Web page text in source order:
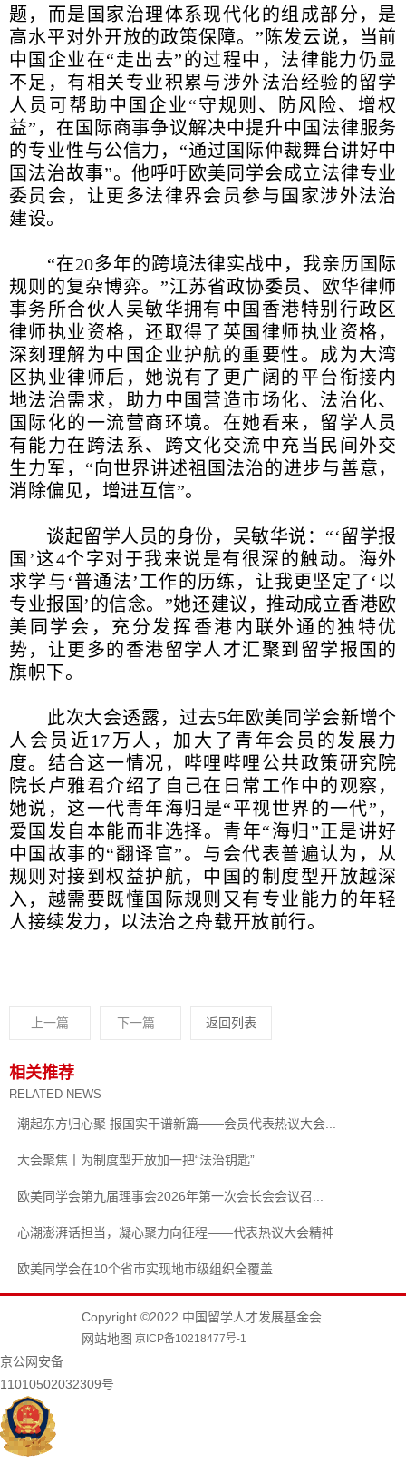
题，而是国家治理体系现代化的组成部分，是
高水平对外开放的政策保障。”陈发云说，当前
中国企业在“走出去”的过程中，法律能力仍显
不足，有相关专业积累与涉外法治经验的留学
人员可帮助中国企业“守规则、防风险、增权
益”，在国际商事争议解决中提升中国法律服务
的专业性与公信力，“通过国际仲裁舞台讲好中
国法治故事”。他呼吁欧美同学会成立法律专业
委员会，让更多法律界会员参与国家涉外法治
建设。
“在20多年的跨境法律实战中，我亲历国际
规则的复杂博弈。”江苏省政协委员、欧华律师
事务所合伙人吴敏华拥有中国香港特别行政区
律师执业资格，还取得了英国律师执业资格，
深刻理解为中国企业护航的重要性。成为大湾
区执业律师后，她说有了更广阔的平台衔接内
地法治需求，助力中国营造市场化、法治化、
国际化的一流营商环境。在她看来，留学人员
有能力在跨法系、跨文化交流中充当民间外交
生力军，“向世界讲述祖国法治的进步与善意，
消除偏见，增进互信”。
谈起留学人员的身份，吴敏华说：“‘留学报
国’这4个字对于我来说是有很深的触动。海外
求学与‘普通法’工作的历练，让我更坚定了‘以
专业报国’的信念。”她还建议，推动成立香港欧
美同学会，充分发挥香港内联外通的独特优
势，让更多的香港留学人才汇聚到留学报国的
旗帜下。
此次大会透露，过去5年欧美同学会新增个
人会员近17万人，加大了青年会员的发展力
度。结合这一情况，哔哩哔哩公共政策研究院
院长卢雅君介绍了自己在日常工作中的观察，
她说，这一代青年海归是“平视世界的一代”，
爱国发自本能而非选择。青年“海归”正是讲好
中国故事的“翻译官”。与会代表普遍认为，从
规则对接到权益护航，中国的制度型开放越深
入，越需要既懂国际规则又有专业能力的年轻
人接续发力，以法治之舟载开放前行。
上一篇 下一篇 返回列表
相关推荐
RELATED NEWS
潮起东方归心聚 报国实干谱新篇——会员代表热议大会...
大会聚焦丨为制度型开放加一把“法治钥匙”
欧美同学会第九届理事会2026年第一次会长会会议召...
心潮澎湃话担当，凝心聚力向征程——代表热议大会精神
欧美同学会在10个省市实现地市级组织全覆盖
Copyright ©2022 中国留学人才发展基金会
网站地图 京ICP备10218477号-1
京公网安备
11010502032309号